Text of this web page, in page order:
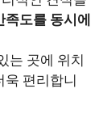
족도를 동시에
는 곳에 위치
욱 편리합니